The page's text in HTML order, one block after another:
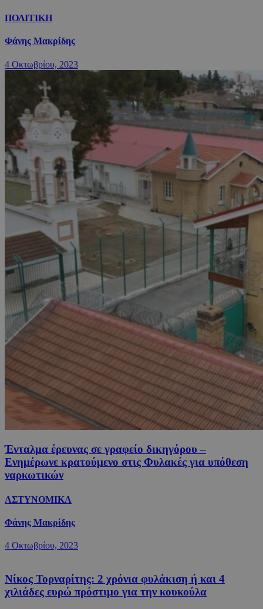
ΠΟΛΙΤΙΚΗ
Φάνης Μακρίδης
4 Οκτωβρίου, 2023
Ένταλμα έρευνας σε γραφείο δικηγόρου –
Ενημέρωνε κρατούμενο στις Φυλακές για υπόθεση
ναρκωτικών
ΑΣΤΥΝΟΜΙΚΑ
Φάνης Μακρίδης
4 Οκτωβρίου, 2023
Νίκος Τορναρίτης: 2 χρόνια φυλάκιση ή και 4
χιλιάδες ευρώ πρόστιμο για την κουκούλα